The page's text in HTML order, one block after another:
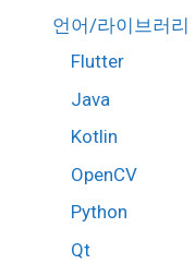
언어/라이브러리
Flutter
Java
Kotlin
OpenCV
Python
Qt